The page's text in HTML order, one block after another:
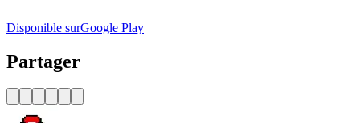
Disponible surGoogle Play
Partager